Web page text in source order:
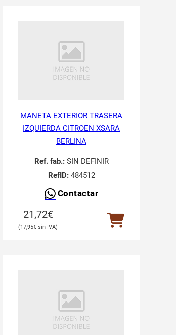
MANETA EXTERIOR TRASERA
IZQUIERDA CITROEN XSARA
BERLINA
Ref. fab.:SIN DEFINIR
RefID:484512
Contactar
21,72€
17,95€